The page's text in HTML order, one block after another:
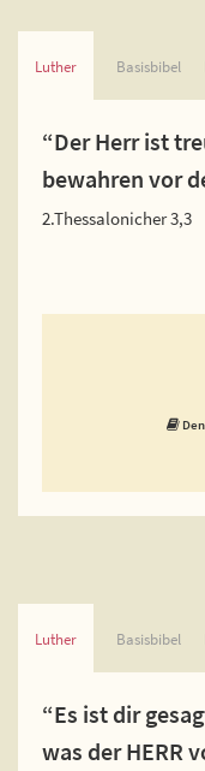
Luther Basisbibel
“Der Herr ist
bewahren vor
2.Thessalonicher 3,3
Luther Basisbibel
“Es ist dir
was der HERR